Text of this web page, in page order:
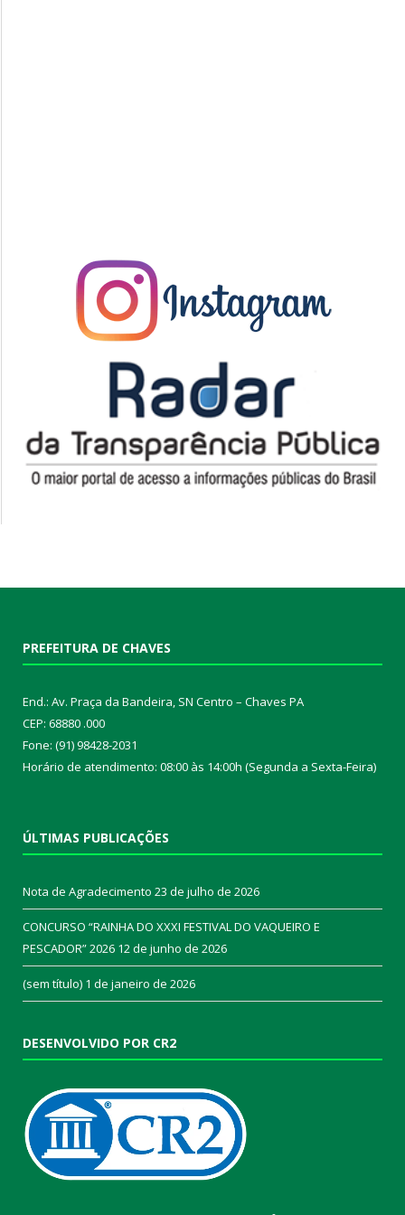
PREFEITURA DE CHAVES
End.: Av. Praça da Bandeira, SN Centro – Chaves PA
CEP: 68880 .000
Fone: (91) 98428-2031
Horário de atendimento: 08:00 às 14:00h (Segunda a Sexta-Feira)
ÚLTIMAS PUBLICAÇÕES
Nota de Agradecimento 23 de julho de 2026
CONCURSO “RAINHA DO XXXI FESTIVAL DO VAQUEIRO E
PESCADOR” 2026 12 de junho de 2026
(sem título) 1 de janeiro de 2026
DESENVOLVIDO POR CR2